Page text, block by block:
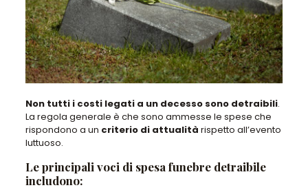
Non tutti i costi legati a un decesso sono detraibili.
La regola generale è che sono ammesse le spese che
rispondono a un criterio di attualità rispetto all’evento
luttuoso.
Le principali voci di spesa funebre detraibile
includono: